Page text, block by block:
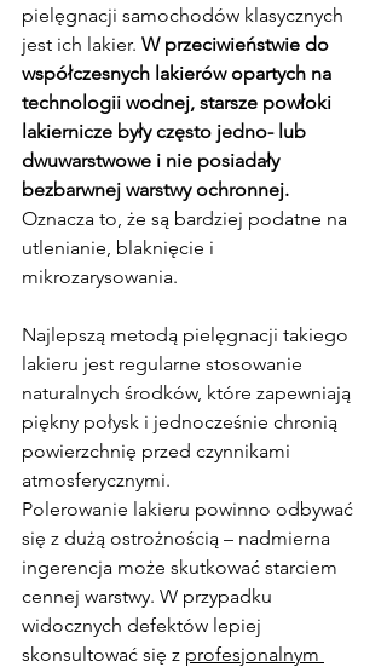
pielęgnacji samochodów klasycznych
jest ich lakier. W przeciwieństwie do
współczesnych lakierów opartych na
technologii wodnej, starsze powłoki
lakiernicze były często jedno- lub
dwuwarstwowe i nie posiadały
bezbarwnej warstwy ochronnej.
Oznacza to, że są bardziej podatne na
utlenianie, blaknięcie i
mikrozarysowania.
Najlepszą metodą pielęgnacji takiego
lakieru jest regularne stosowanie
naturalnych środków, które zapewniają
piękny połysk i jednocześnie chronią
powierzchnię przed czynnikami
atmosferycznymi.
Polerowanie lakieru powinno odbywać
się z dużą ostrożnością – nadmierna
ingerencja może skutkować starciem
cennej warstwy. W przypadku
widocznych defektów lepiej
skonsultować się z profesjonalnym